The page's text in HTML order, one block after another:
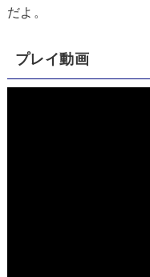
だよ。
プレイ動画